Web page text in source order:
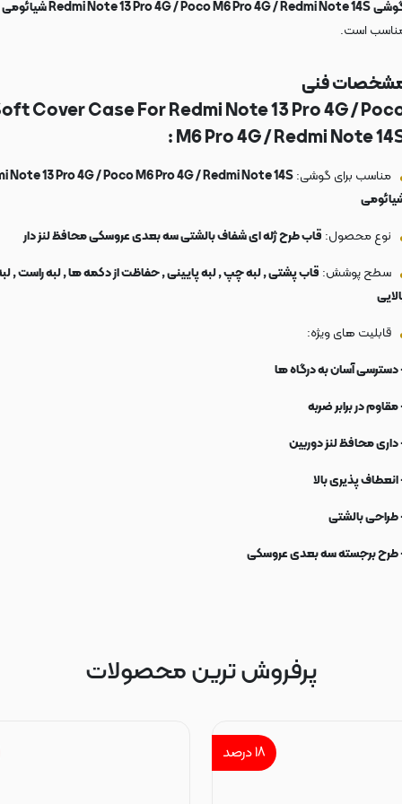
Redmi Note 13 Pro 4G / Poco M6 Pro 4G / Redmi Note 14S شیائومی
است.
فنی
Cover Case For Redmi Note 13 Pro 4G /
M6 Pro 4G / Redmi Note 14S
مناسب برای گوشی:Note 13 Pro 4G / Poco M6 Pro 4G / Redmi Note 14S
نوع محصول: قاب طرح ژله ای شفاف بالشتی سه بعدی عروسکی محافظ لنز دار
سطح پوشش: قاب پشتی , لبه چپ , لبه پایینی , حفاظت از دکمه ها , لبه راست ,
قابلیت های ویژه:
دسترسی آسان به درگاه ها
مقاوم در برابر ضربه
داری محافظ لنز دوربین
انعطاف پذیری بالا
طراحی بالشتی
طرح برجسته سه بعدی عروسکی
پرفروش ترین محصولات
۱۸درصد